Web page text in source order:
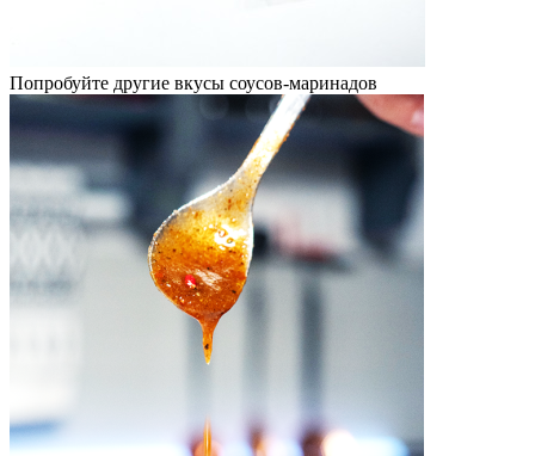
Попробуйте другие вкусы соусов-маринадов